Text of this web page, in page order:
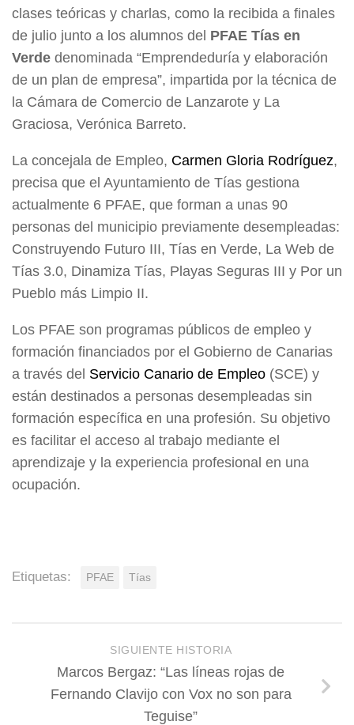
clases teóricas y charlas, como la recibida a finales
de julio junto a los alumnos del PFAE Tías en
Verde denominada “Emprendeduría y elaboración
de un plan de empresa”, impartida por la técnica de
la Cámara de Comercio de Lanzarote y La
Graciosa, Verónica Barreto.
La concejala de Empleo, Carmen Gloria Rodríguez,
precisa que el Ayuntamiento de Tías gestiona
actualmente 6 PFAE, que forman a unas 90
personas del municipio previamente desempleadas:
Construyendo Futuro III, Tías en Verde, La Web de
Tías 3.0, Dinamiza Tías, Playas Seguras III y Por un
Pueblo más Limpio II.
Los PFAE son programas públicos de empleo y
formación financiados por el Gobierno de Canarias
a través del Servicio Canario de Empleo (SCE) y
están destinados a personas desempleadas sin
formación específica en una profesión. Su objetivo
es facilitar el acceso al trabajo mediante el
aprendizaje y la experiencia profesional en una
ocupación.
Etiquetas: PFAE Tías
SIGUIENTE HISTORIA
Marcos Bergaz: “Las líneas rojas de
Fernando Clavijo con Vox no son para
Teguise”